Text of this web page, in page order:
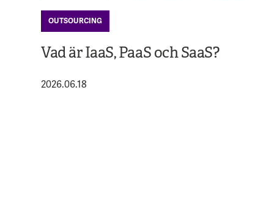
OUTSOURCING
Vad är IaaS, PaaS och SaaS?
2026.06.18